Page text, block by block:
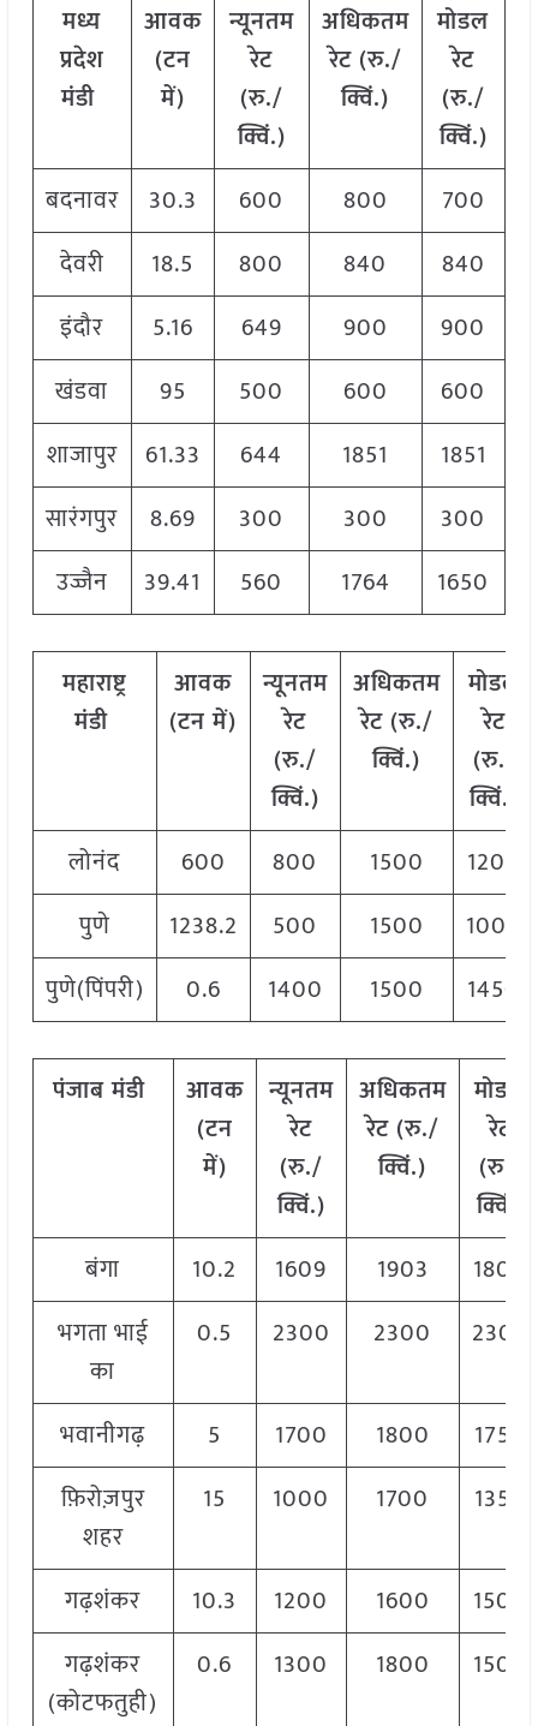
मध्य
प्रदेश
मंडी
आवक
(टन
में)
न्यूनतम
रेट
(रु./
क्विं.)
अधिकतम
रेट (रु./
क्विं.)
मोडल
रेट
(रु./
क्विं.)
बदनावर
30.3 600 800
700
देवरी
18.5 800 840
840
इंदौर
5.16 649 900
900
खंडवा
95 500 600
600
शाजापुर
61.33 644 1851
1851
सारंगपुर
8.69 300 300
300
उज्जैन
39.41 560 1764 1650
महाराष्ट्र
मंडी
आवक
(टन में)
न्यूनतम
रेट
(रु./
क्विं.)
अधिकतम
रेट (रु./
क्विं.)
मोडल
रेट
(रु./
क्विं.)
लोनंद
600 800 1500
1200
पुणे
1238.2 500 1500
1000
पुणे(पिंपरी)
0.6 1400 1500 1450
पंजाबमंडी
आवक
(टन
में)
न्यूनतम
रेट
(रु./
क्विं.)
अधिकतम
रेट (रु./
क्विं.)
मोडल
रेट
(रु
क्विं
बंगा
10.2 1609 1903
1800
भगता भाई
का
0.5 2300 2300 2300
भवानीगढ़ 5 1700 1800
1750
फ़िरोज़पुर
शहर
15 1000 1700 1350
गढ़शंकर 10.3 1200 1600
1500
गढ़शंकर
(कोटफतुही)
0.6 1300 1800 1500